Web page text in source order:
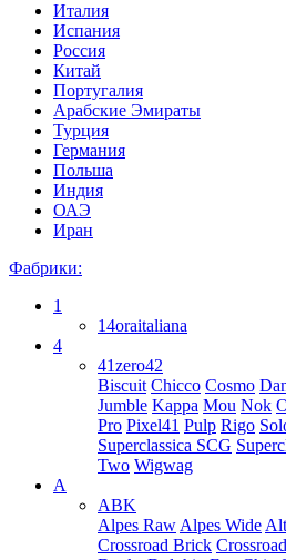
Италия
Испания
Россия
Китай
Португалия
Арабские Эмираты
Турция
Германия
Польша
Индия
ОАЭ
Иран
Фабрики:
1
14oraitaliana
4
41zero42
Biscuit Chicco Cosmo
Jumble Kappa Mou Nok
Pro Pixel41 Pulp Rigo
Superclassica SCG
Two Wigwag
A
ABK
Alpes Raw Alpes Wide
Crossroad Brick